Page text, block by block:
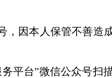
，因本人保管不善造
平台”微信公众号扫